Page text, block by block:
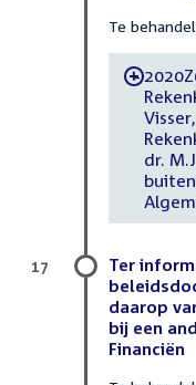
Te
-
dr.
Ter
daarop
bij een
Financiën
17